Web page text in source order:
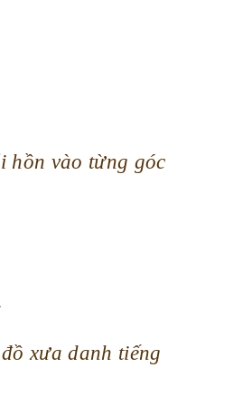
hồn vào từng góc
xưa danh tiếng